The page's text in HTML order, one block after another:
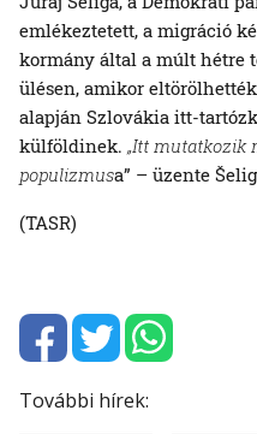
emlékeztetett, a migráció
kormány által a múlt hétre
ülésen, amikor
alapján Szlovákia itt-
külföldinek. „Itt mutatkozik
populizmusa” – üzente
(TASR)
További hírek: